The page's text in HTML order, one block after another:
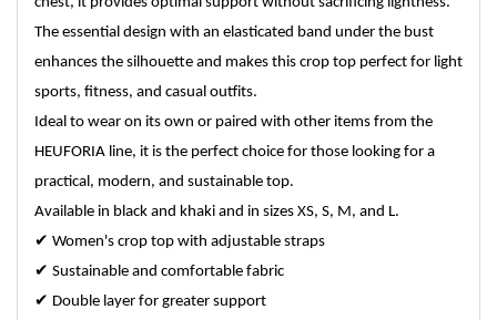
The essential design with an elasticated band under the bust
enhances the silhouette and makes this crop top perfect for light
sports, fitness, and casual outfits.
Ideal to wear on its own or paired with other items from the
HEUFORIA line, it is the perfect choice for those looking for a
practical, modern, and sustainable top.
Available in black and khaki and in sizes XS, S, M, and L.
✔ Women's crop top with adjustable straps
✔ Sustainable and comfortable fabric
✔ Double layer for greater support